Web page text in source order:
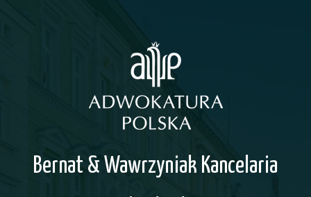
Bernat & Wawrzyniak Kancelaria